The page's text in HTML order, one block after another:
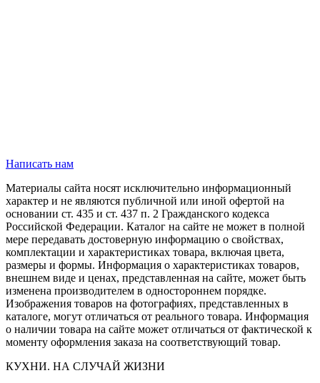
Написать нам
Материалы сайта носят исключительно информационный
характер и не являются публичной или иной офертой на
основании ст. 435 и ст. 437 п. 2 Гражданского кодекса
Российской Федерации. Каталог на сайте не может в полной
мере передавать достоверную информацию о свойствах,
комплектации и характеристиках товара, включая цвета,
размеры и формы. Информация о характеристиках товаров,
внешнем виде и ценах, представленная на сайте, может быть
изменена производителем в одностороннем порядке.
Изображения товаров на фотографиях, представленных в
каталоге, могут отличаться от реального товара. Информация
о наличии товара на сайте может отличаться от фактической к
моменту оформления заказа на соответствующий товар.
КУХНИ. НА СЛУЧАЙ ЖИЗНИ